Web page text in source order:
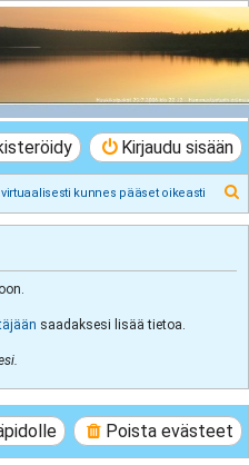
Kirjaudu sisään
kunnes pääset oikeasti
saadaksesi lisää tietoa.
Poista evästeet